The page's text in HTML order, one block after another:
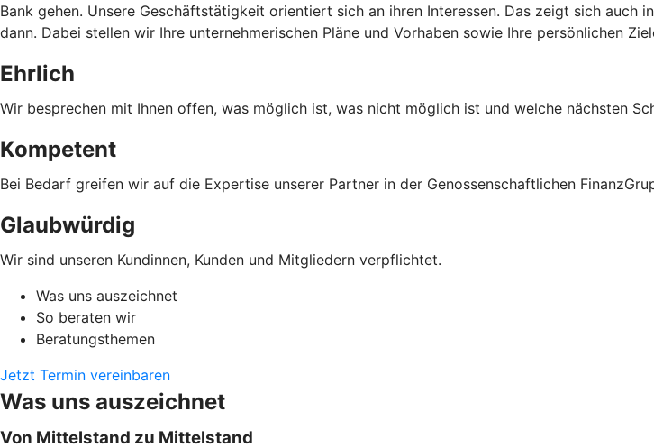
Bank gehen. Unsere Geschäftstätigkeit orientiert sich an ihren Interessen. Das zeigt sich auch
dann. Dabei stellen wir Ihre unternehmerischen Pläne und Vorhaben sowie Ihre persönlichen
Ehrlich
Wir besprechen mit Ihnen offen, was möglich ist, was nicht möglich ist und welche nächsten
Kompetent
Bei Bedarf greifen wir auf die Expertise unserer Partner in der Genossenschaftlichen
Glaubwürdig
Wir sind unseren Kundinnen, Kunden und Mitgliedern verpflichtet.
Was uns auszeichnet
So beraten wir
Beratungsthemen
Jetzt Termin vereinbaren
Was uns auszeichnet
Von Mittelstand zu Mittelstand